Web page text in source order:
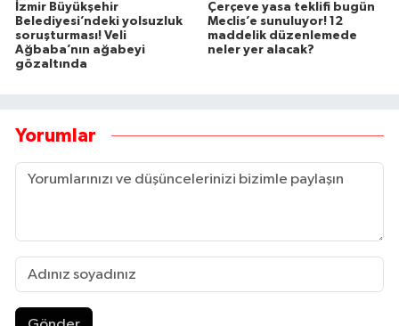
İzmir Büyükşehir
Belediyesi’ndeki yolsuzluk
soruşturması! Veli
Ağbaba’nın ağabeyi
gözaltında
Çerçeve yasa teklifi bugün
Meclis’e sunuluyor! 12
maddelik düzenlemede
neler yer alacak?
Yorumlar